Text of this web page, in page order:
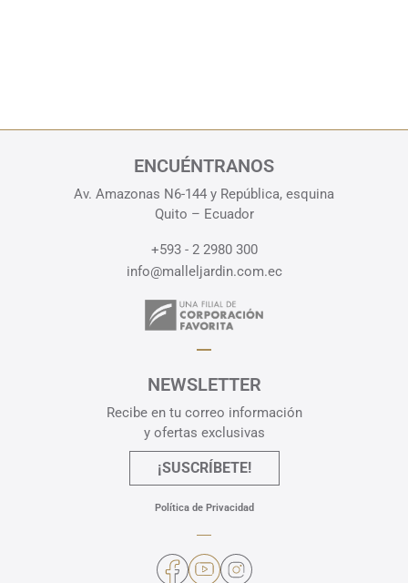
ENCUÉNTRANOS
Av. Amazonas N6-144 y República, esquina
Quito – Ecuador
+593 - 2 2980 300
info@malleljardin.com.ec
NEWSLETTER
Recibe en tu correo información
y ofertas exclusivas
¡SUSCRÍBETE!
Política de Privacidad